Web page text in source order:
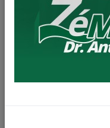
Onde serão
devidas adaptações
Composta com 01
condomínio fechado.